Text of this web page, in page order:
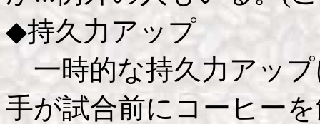
◆持久力アップ
一時的な持久力アッ
手が試合前にコーヒー